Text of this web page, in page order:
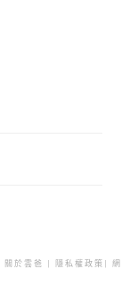
關於雲爸 隱私權政策
| 網